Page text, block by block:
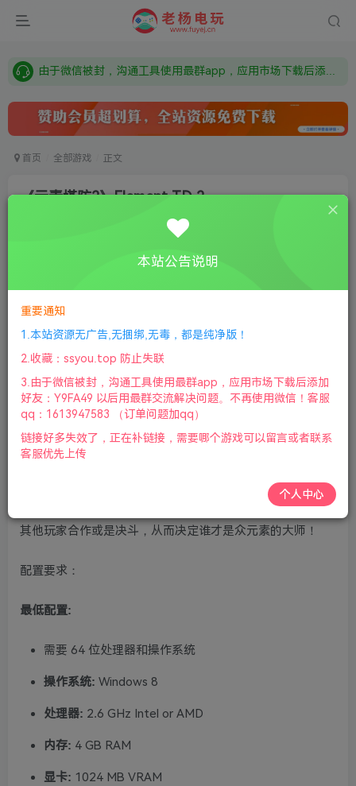
需要什么游戏请联系客服，若链接失效请联系客服，百度网盘边上的激活码也是解压密码
由于微信被封，沟通工具使用最群app，应用市场下载后添加好友：Y9FA49 以后用最群交流解决问题。不再使用微信！
首页 全部游戏 正文
《元素塔防2》Element TD 2
①下载安装教程 ②下载安装视频教程 ③ 游戏运行
版本介绍：v1.7.2|容量9.5GB|官方简体中文|支持键盘.鼠
标|2022年7月16号更新
游戏视频预览：点击查看
游戏介绍：
《Element TD 2》让你结合众多强大元素，建造出不同的独
特防御塔台，而你的防线将于来袭的敌人之中受到考验！与
其他玩家合作或是决斗，从而决定谁才是众元素的大师！
配置要求：
最低配置:
需要 64 位处理器和操作系统
操作系统: Windows 8
处理器: 2.6 GHz Intel or AMD
内存: 4 GB RAM
显卡: 1024 MB VRAM
本站公告说明
重要通知
1.本站资源无广告,无捆绑,无毒，都是纯净版！
2.收藏：ssyou.top 防止失联
3.由于微信被封，沟通工具使用最群app，应用市场下载后添加
好友：Y9FA49 以后用最群交流解决问题。不再使用微信！客服
qq：1613947583 （订单问题加qq）
链接好多失效了，正在补链接，需要哪个游戏可以留言或者联系
客服优先上传
个人中心